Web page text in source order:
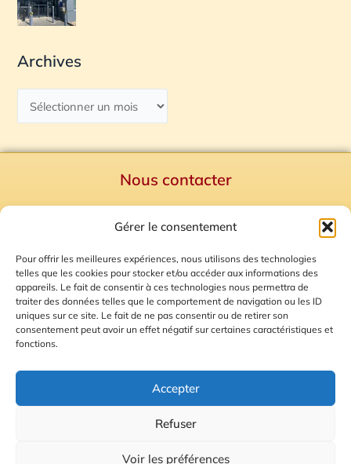
Gérer le consentement
Pour offrir les meilleures expériences, nous utilisons des technologies
telles que les cookies pour stocker et/ou accéder aux informations des
appareils. Le fait de consentir à ces technologies nous permettra de
traiter des données telles que le comportement de navigation ou les ID
uniques sur ce site. Le fait de ne pas consentir ou de retirer son
consentement peut avoir un effet négatif sur certaines caractéristiques et
fonctions.
Accepter
Refuser
Voir les préférences
Archives
Nous contacter
Mentions Légales
Plan du site
Gestion des Cookies
© 2026 Radio Calade